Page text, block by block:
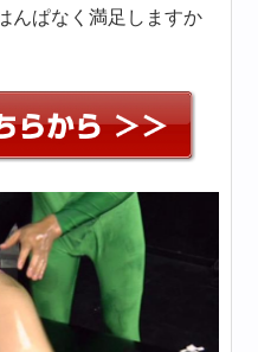
んぱなく満足しますか